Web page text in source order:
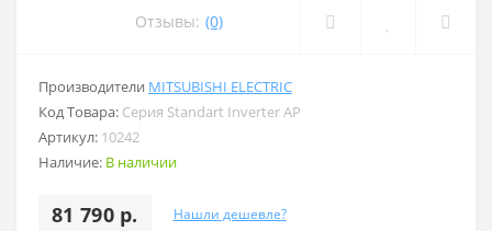
Отзывы: (0)
Производители MITSUBISHI ELECTRIC
Код Товара: Серия Standart Inverter AP
Артикул: 10242
Наличие: В наличии
81 790 р. Нашли дешевле?